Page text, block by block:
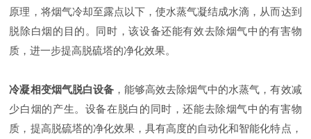
原理，将烟气冷却至露点以下，使水蒸气凝结成水滴，从而达到
脱除白烟的目的。同时，该设备还能有效去除烟气中的有害物
质，进一步提高脱硫塔的净化效果。
冷凝相变烟气脱白设备，能够高效去除烟气中的水蒸气，有效减
少白烟的产生。设备在脱白的同时，还能去除烟气中的有害物
质，提高脱硫塔的净化效果，具有高度的自动化和智能化特点，